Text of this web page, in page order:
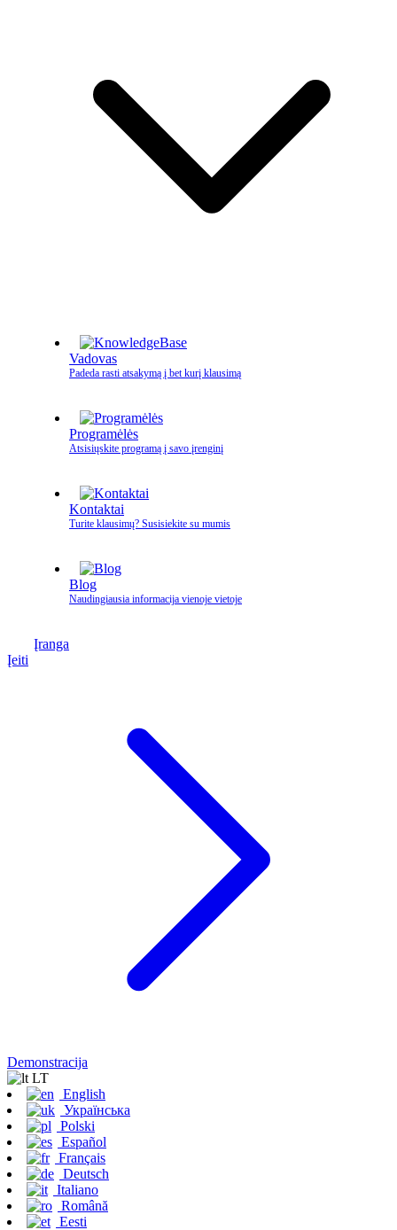
Vadovas
Padeda rasti atsakymą į bet kurį klausimą
Programėlės
Atsisiųskite programą į savo įrenginį
Kontaktai
Turite klausimų? Susisiekite su mumis
Blog
Naudingiausia informacija vienoje vietoje
Įranga
Įeiti
Demonstracija
LT
English
Українська
Polski
Español
Français
Deutsch
Italiano
Română
Eesti